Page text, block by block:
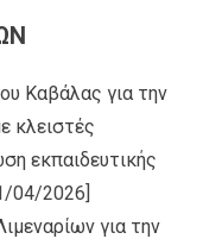
Καβάλας για την
κλειστές
εκπαιδευτικής
04/2026]
για την